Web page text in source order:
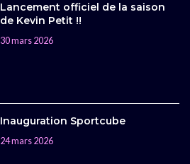
Lancement officiel de la saison
de Kevin Petit !!
30 mars 2026
Inauguration Sportcube
24 mars 2026